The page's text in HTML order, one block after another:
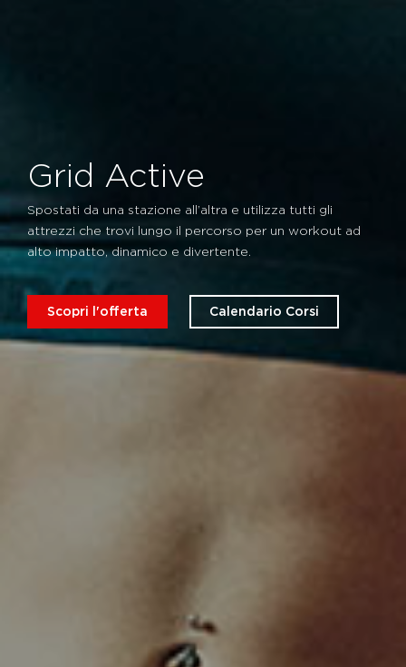
Grid Active
Spostati da una stazione all’altra e utilizza tutti gli
attrezzi che trovi lungo il percorso per un workout ad
alto impatto, dinamico e divertente.
Scopri l'offerta Calendario Corsi